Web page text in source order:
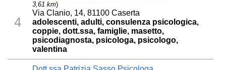
4
3,61 km)
Via Clanio, 14, 81100 Caserta
adolescenti, adulti, consulenza psicologica,
coppie, dott.ssa, famiglie, masetto,
psicodiagnosta, psicologa, psicologo,
valentina